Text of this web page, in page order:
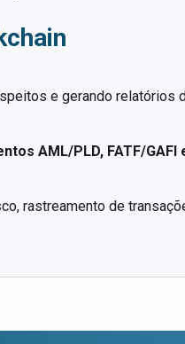
e gerando relatórios
AML/PLD, FATF/GAFI
rastreamento de